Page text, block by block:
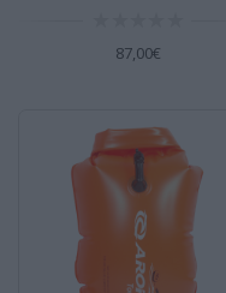
30,00€
87,00€